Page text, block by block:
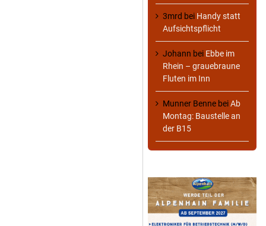
3mrd bei Handy statt
Aufsichtspflicht
Johann bei Ebbe im
Rhein – grauebraune
Fluten im Inn
Munner Benne beiAb
Montag: Baustelle an
der B15